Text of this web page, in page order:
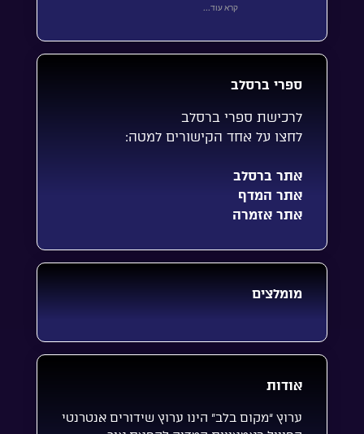
קרא עוד...
ספרי ברסלב
לרכישת ספרי ברסלב
לחצו על אחד הקישורים למטה:
אתר ברסלב
אתר המדף
אתר אזמרה
מומלצים
אודות
ערוץ “מקום בלב” הינו ערוץ שידורים אנטרנטי